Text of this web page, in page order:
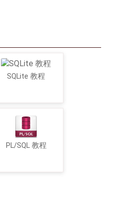
SQLite 教程
PL/SQL 教程